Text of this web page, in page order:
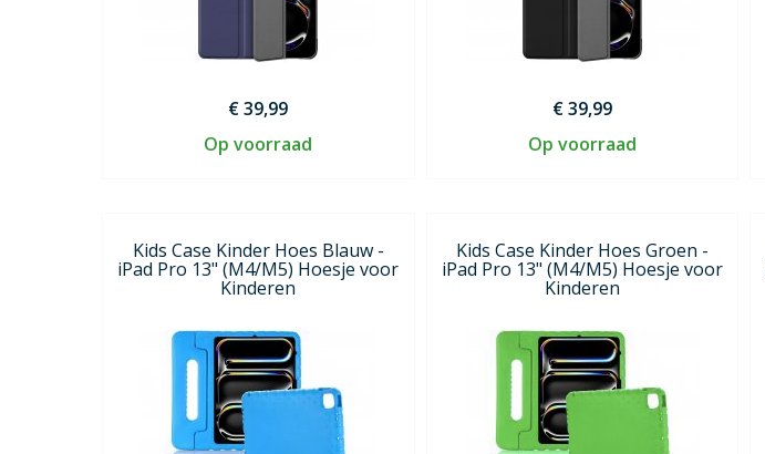
€ 39,99
Op voorraad
€ 39,99
Op voorraad
Kids Case Kinder Hoes Blauw -
iPad Pro 13" (M4/M5) Hoesje voor
Kinderen
Kids Case Kinder Hoes Groen -
iPad Pro 13" (M4/M5) Hoesje voor
Kinderen